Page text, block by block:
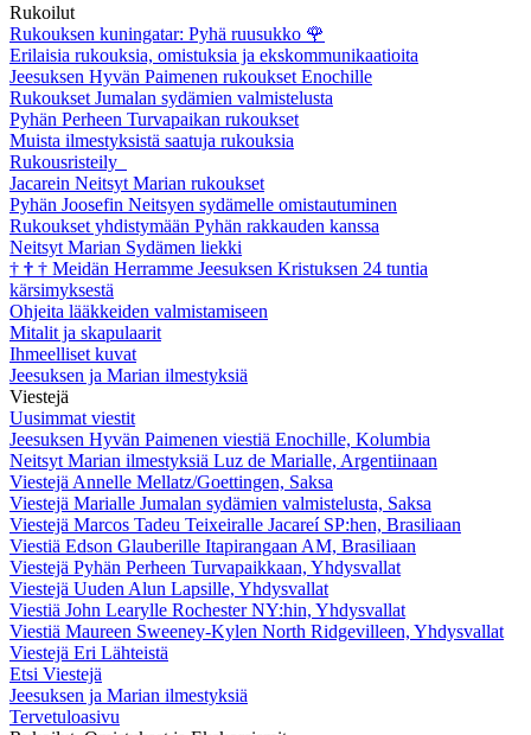
Rukoilut
Rukouksen kuningatar: Pyhä ruusukko 🌹
Erilaisia rukouksia, omistuksia ja ekskommunikaatioita
Jeesuksen Hyvän Paimenen rukoukset Enochille
Rukoukset Jumalan sydämien valmistelusta
Pyhän Perheen Turvapaikan rukoukset
Muista ilmestyksistä saatuja rukouksia
Rukousristeily
Jacarein Neitsyt Marian rukoukset
Pyhän Joosefin Neitsyen sydämelle omistautuminen
Rukoukset yhdistymään Pyhän rakkauden kanssa
Neitsyt Marian Sydämen liekki
† † † Meidän Herramme Jeesuksen Kristuksen 24 tuntia
kärsimyksestä
Ohjeita lääkkeiden valmistamiseen
Mitalit ja skapulaarit
Ihmeelliset kuvat
Jeesuksen ja Marian ilmestyksiä
Viestejä
Uusimmat viestit
Jeesuksen Hyvän Paimenen viestiä Enochille, Kolumbia
Neitsyt Marian ilmestyksiä Luz de Marialle, Argentiinaan
Viestejä Annelle Mellatz/Goettingen, Saksa
Viestejä Marialle Jumalan sydämien valmistelusta, Saksa
Viestejä Marcos Tadeu Teixeiralle Jacareí SP:hen, Brasiliaan
Viestiä Edson Glauberille Itapirangaan AM, Brasiliaan
Viestejä Pyhän Perheen Turvapaikkaan, Yhdysvallat
Viestejä Uuden Alun Lapsille, Yhdysvallat
Viestiä John Learylle Rochester NY:hin, Yhdysvallat
Viestiä Maureen Sweeney-Kylen North Ridgevilleen, Yhdysvallat
Viestejä Eri Lähteistä
Etsi Viestejä
Jeesuksen ja Marian ilmestyksiä
Tervetuloasivu